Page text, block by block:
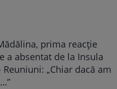
prima reacție
a absentat de la Insula
„Chiar dacă am